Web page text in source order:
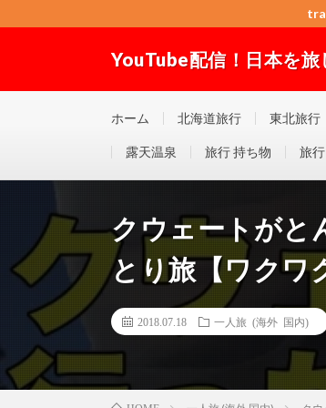
YouTube配信！日本を
ホーム 北海道旅行 東北旅行
露天温泉 旅行 持ち物 旅
クウェートが
とり旅【ワクワ
2018.07.18 一人旅 (海外 国内)